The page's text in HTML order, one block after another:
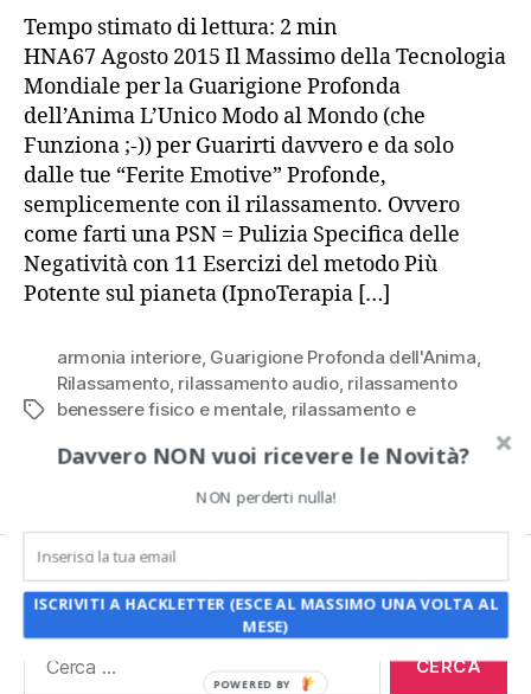
Tempo stimato di lettura: 2 min
HNA67 Agosto 2015 Il Massimo della Tecnologia
Mondiale per la Guarigione Profonda
dell’Anima L’Unico Modo al Mondo (che
Funziona ;-)) per Guarirti davvero e da solo
dalle tue “Ferite Emotive” Profonde,
semplicemente con il rilassamento. Ovvero
come farti una PSN = Pulizia Specifica delle
Negatività con 11 Esercizi del metodo Più
Potente sul pianeta (IpnoTerapia […]
Tag
armonia interiore, Guarigione Profonda dell'Anima
Rilassamento, rilassamento audio, rilassamento
benessere fisico e mentale, rilassamento e
yoga,tecniche di rilassamento,zio Hack
CERCA
Cerca:
Davvero NON vuoi ricevere le Novità?
NON perderti nulla!
ISCRIVITI A HACKLETTER (ESCE AL MASSIMO UNA VOLTA AL
MESE)
POWERED BY